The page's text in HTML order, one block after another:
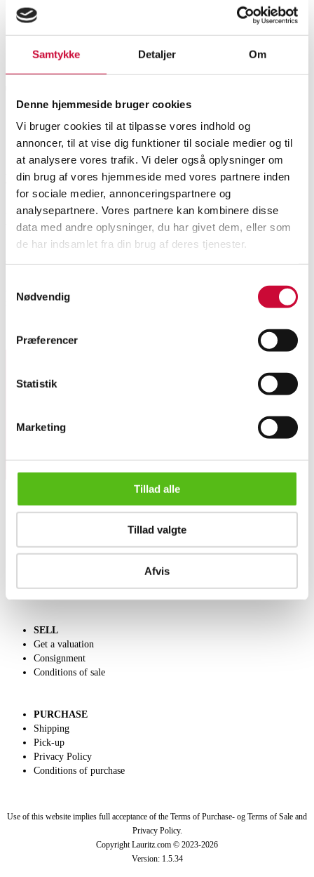
Samtykke Detaljer Om
Denne hjemmeside bruger cookies
Vi bruger cookies til at tilpasse vores indhold og
annoncer, til at vise dig funktioner til sociale medier og til
at analysere vores trafik. Vi deler også oplysninger om
din brug af vores hjemmeside med vores partnere inden
for sociale medier, annonceringspartnere og
analysepartnere. Vores partnere kan kombinere disse
data med andre oplysninger, du har givet dem, eller som
de har indsamlet fra din brug af deres tjenester.
Nødvendig
Præferencer
Statistik
Marketing
Tillad alle
Tillad valgte
Afvis
Table lamps
This auction is annulled
This auction has been annulled
SHOWROOM
Vejle
ESTIMATE
DKK 8,000
ITEM NUMBER
6509082
Description
Angelo Brotto (1914-2002). Table lamp from the 70s in clear and white
murano glass, on a white metal base. H. 35 cm, Ø 45 cm. Has traces of use.
Sign up for our newsletter and receive news and offers
Contact and Opening Hours
Dansk forside
SELL
Get a valuation
Consignment
Conditions of sale
PURCHASE
Shipping
Pick-up
Privacy Policy
Conditions of purchase
Use of this website implies full acceptance of the Terms of Purchase- og Terms of Sale and
Privacy Policy.
Copyright Lauritz.com © 2023-2026
Version: 1.5.34